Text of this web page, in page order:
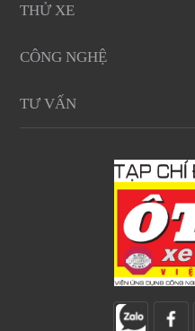
THỬ XE
CÔNG NGHỆ
TƯ VẤN